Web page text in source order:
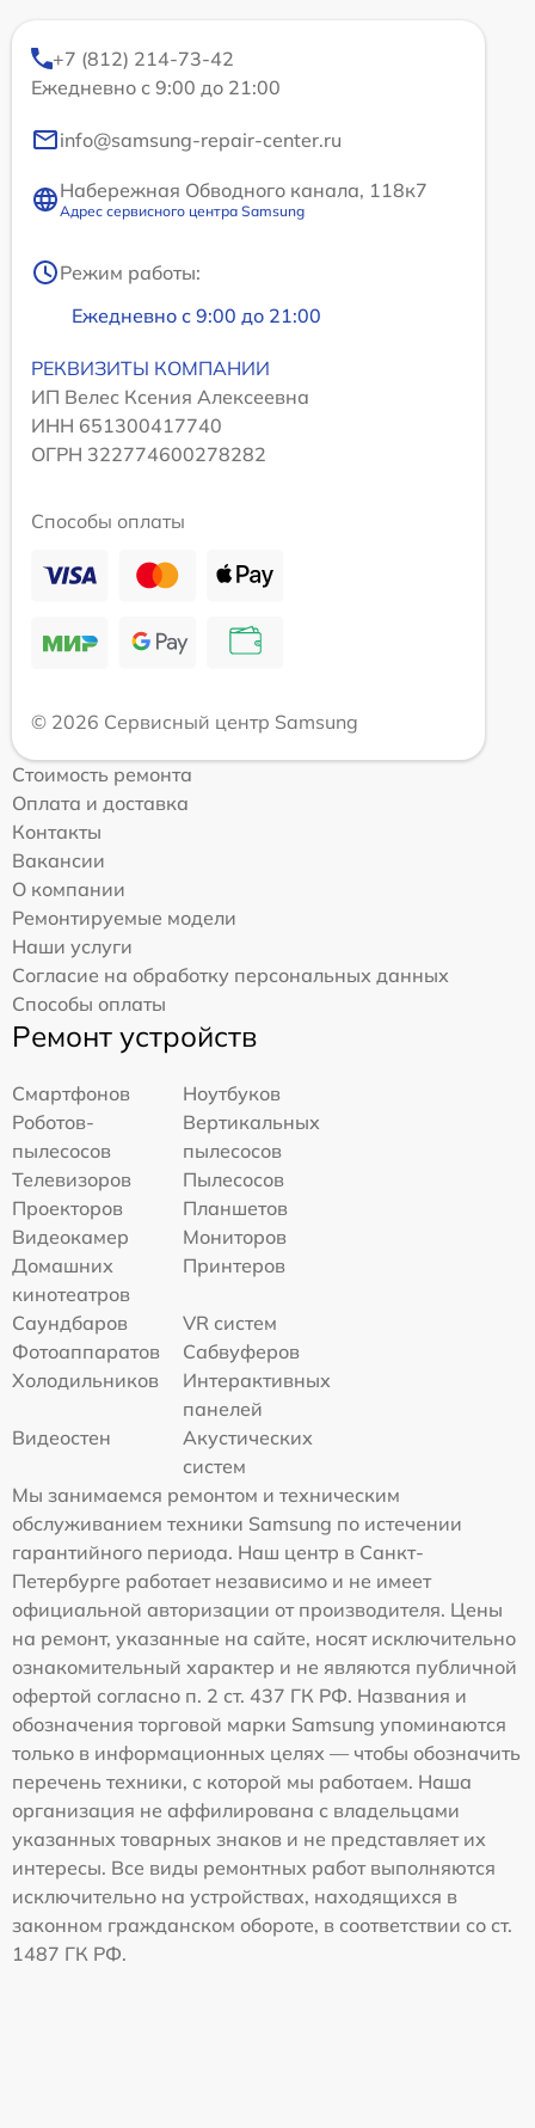
+7 (812) 214-73-42
Ежедневно с 9:00 до 21:00
info@samsung-repair-center.ru
Набережная Обводного канала, 118к7
Адрес сервисного центра Samsung
Режим работы:
Ежедневно с 9:00 до 21:00
РЕКВИЗИТЫ КОМПАНИИ
ИП Велес Ксения Алексеевна
ИНН 651300417740
ОГРН 322774600278282
Способы оплаты
© 2026 Сервисный центр Samsung
Стоимость ремонта
Оплата и доставка
Контакты
Вакансии
О компании
Ремонтируемые модели
Наши услуги
Согласие на обработку персональных данных
Способы оплаты
Ремонт устройств
Смартфонов
Ноутбуков
Роботов-
пылесосов
Вертикальных
пылесосов
Телевизоров
Пылесосов
Проекторов
Планшетов
Видеокамер
Мониторов
Домашних
кинотеатров
Принтеров
Саундбаров
VR систем
Фотоаппаратов
Сабвуферов
Холодильников
Интерактивных
панелей
Видеостен
Акустических
систем
Мы занимаемся ремонтом и техническим
обслуживанием техники Samsung по истечении
гарантийного периода. Наш центр в Санкт-
Петербурге работает независимо и не имеет
официальной авторизации от производителя. Цены
на ремонт, указанные на сайте, носят исключительно
ознакомительный характер и не являются публичной
офертой согласно п. 2 ст. 437 ГК РФ. Названия и
обозначения торговой марки Samsung упоминаются
только в информационных целях — чтобы обозначить
перечень техники, с которой мы работаем. Наша
организация не аффилирована с владельцами
указанных товарных знаков и не представляет их
интересы. Все виды ремонтных работ выполняются
исключительно на устройствах, находящихся в
законном гражданском обороте, в соответствии со ст.
1487 ГК РФ.